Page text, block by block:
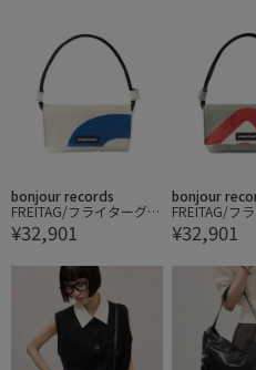
bonjour records
FREITAG/フライターグ L
AURA SHOULDER BAG S
¥32,901
bonjour
FREITAG/フ
AURA
MALL
¥32,901